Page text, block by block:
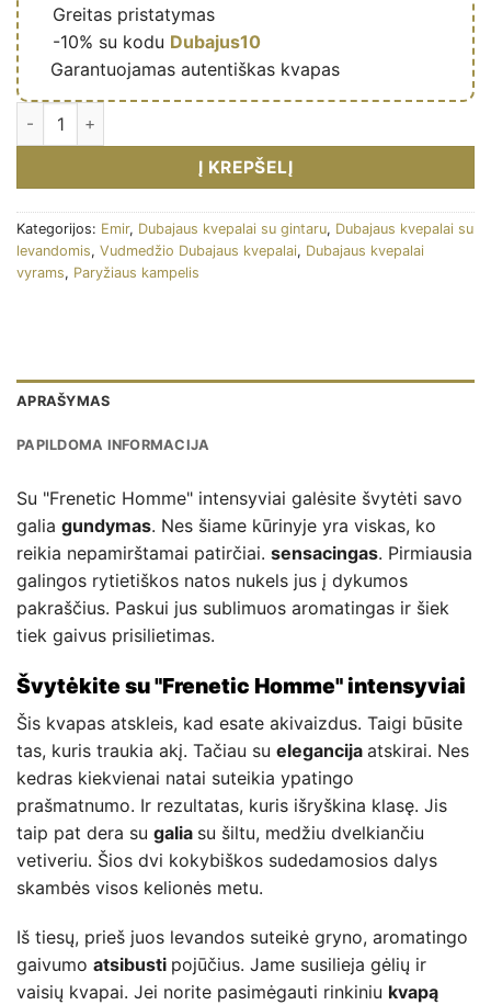
Greitas pristatymas
-10% su kodu Dubajus10
Garantuojamas autentiškas kvapas
Eau de parfum Frenetic Homme Intense 80ml – Émir kiekis
Į KREPŠELĮ
Kategorijos: Emir, Dubajaus kvepalai su gintaru, Dubajaus kvepalai su
levandomis, Vudmedžio Dubajaus kvepalai, Dubajaus kvepalai
vyrams, Paryžiaus kampelis
APRAŠYMAS
PAPILDOMA INFORMACIJA
Su "Frenetic Homme" intensyviai galėsite švytėti savo
galia gundymas. Nes šiame kūrinyje yra viskas, ko
reikia nepamirštamai patirčiai. sensacingas. Pirmiausia
galingos rytietiškos natos nukels jus į dykumos
pakraščius. Paskui jus sublimuos aromatingas ir šiek
tiek gaivus prisilietimas.
Švytėkite su "Frenetic Homme" intensyviai
Šis kvapas atskleis, kad esate akivaizdus. Taigi būsite
tas, kuris traukia akį. Tačiau su elegancija atskirai. Nes
kedras kiekvienai natai suteikia ypatingo
prašmatnumo. Ir rezultatas, kuris išryškina klasę. Jis
taip pat dera su galia su šiltu, medžiu dvelkiančiu
vetiveriu. Šios dvi kokybiškos sudedamosios dalys
skambės visos kelionės metu.
Iš tiesų, prieš juos levandos suteikė gryno, aromatingo
gaivumo atsibusti pojūčius. Jame susilieja gėlių ir
vaisių kvapai. Jei norite pasimėgauti rinkiniu kvapą